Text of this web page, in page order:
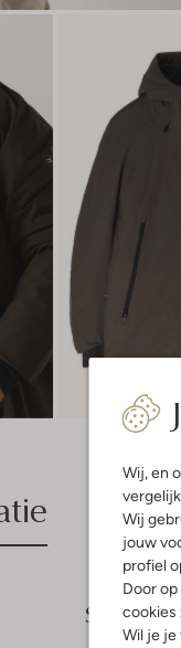
Wij, en
Wij
jouw
profiel
Door
cookies
Wil je je